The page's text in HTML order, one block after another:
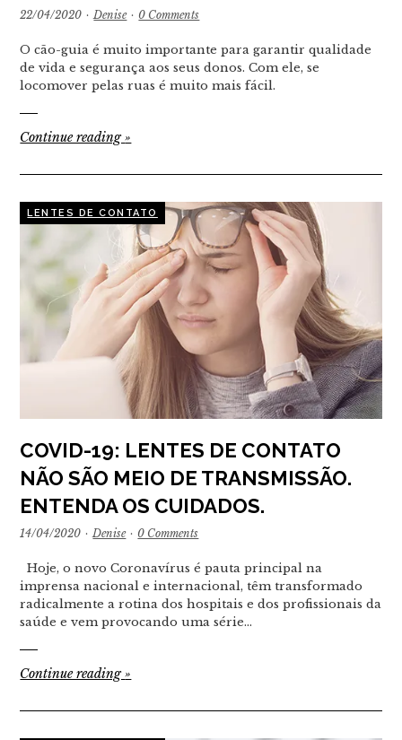
22/04/2020 · Denise · 0 Comments
O cão-guia é muito importante para garantir qualidade
de vida e segurança aos seus donos. Com ele, se
locomover pelas ruas é muito mais fácil.
Continue reading»
LENTES DE CONTATO
COVID-19: LENTES DE CONTATO
NÃO SÃO MEIO DE TRANSMISSÃO.
ENTENDA OS CUIDADOS.
14/04/2020 · Denise · 0 Comments
Hoje, o novo Coronavírus é pauta principal na
imprensa nacional e internacional, têm transformado
radicalmente a rotina dos hospitais e dos profissionais da
saúde e vem provocando uma série…
Continue reading»